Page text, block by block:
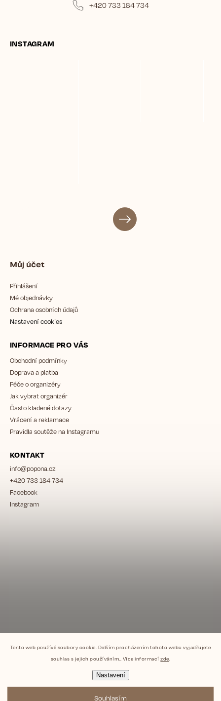
Tento web používá soubory cookie. Dalším procházením tohoto webu vyjadřujete
souhlas s jejich používáním.. Více informacízde
Nastavení
Souhlasím
+420 733 184 734
INSTAGRAM
Můj účet
Přihlášení
Mé objednávky
Ochrana osobních údajů
Nastavení cookies
INFORMACE PRO VÁS
Obchodní podmínky
Doprava a platba
Péče o organizéry
Jak vybrat organizér
Často kladené dotazy
Vrácení a reklamace
Pravidla soutěže na Instagramu
KONTAKT
info@popona.cz
+420 733 184 734
Facebook
Instagram